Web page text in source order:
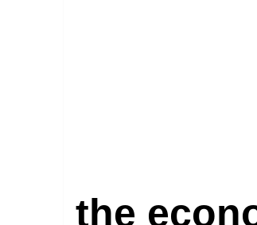
the